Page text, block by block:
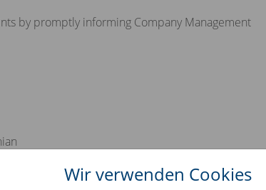
Wir verwenden Cookies
by promptly informing Company Management
is a plus